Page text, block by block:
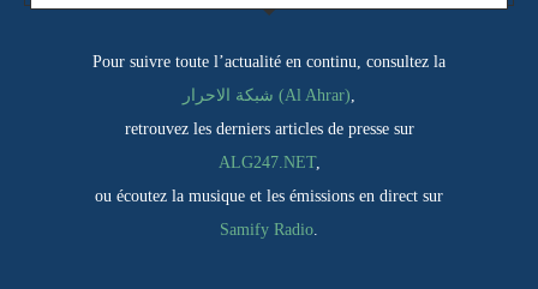
Pour suivre toute l’actualité en continu, consultez la
شبكة الاحرار (Al Ahrar),
retrouvez les derniers articles de presse sur
ALG247.NET,
ou écoutez la musique et les émissions en direct sur
Samify Radio.